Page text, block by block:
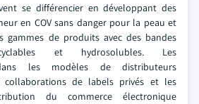
se différencier en développant des
en COV sans danger pour la peau et
gammes de produits avec des bandes
et hydrosolubles. Les
les modèles de distributeurs
collaborations de labels privés et les
du commerce électronique